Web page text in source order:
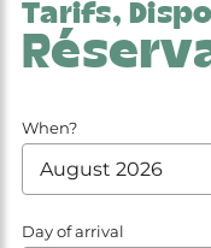
Tarifs,